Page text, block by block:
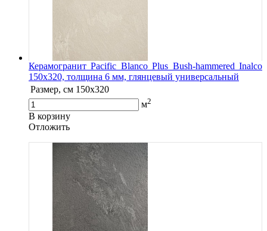
Керамогранит Pacific Blanco Plus Bush-hammered Inalco
150x320, толщина 6 мм, глянцевый универсальный
Размер, см 150x320
м2
В корзину
Oтложить